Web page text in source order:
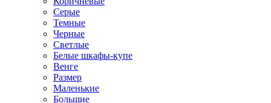
Серые
Темные
Черные
Светлые
Белые шкафы-купе
Венге
Размер
Маленькие
Большие